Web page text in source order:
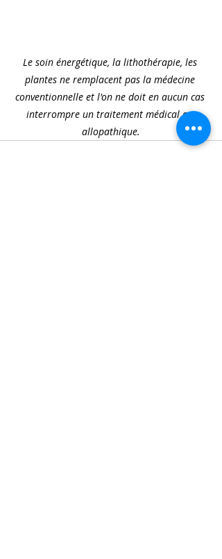
Le soin énergétique, la lithothérapie, les
plantes ne remplacent pas la médecine
conventionnelle et l'on ne doit en aucun cas
interrompre un traitement médical ou
allopathique.